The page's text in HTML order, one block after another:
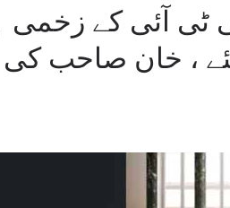
آئی کے زخمی
، خان صاحب کی